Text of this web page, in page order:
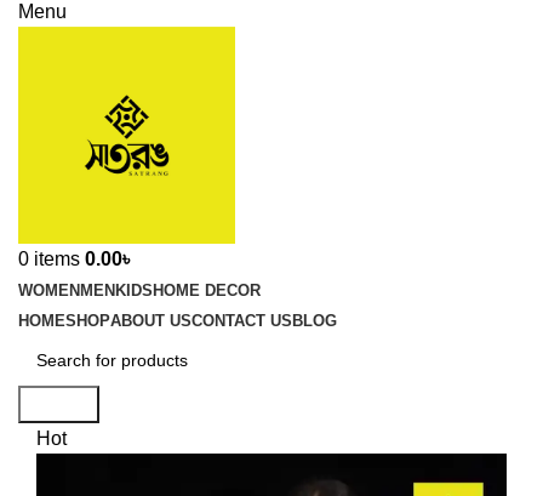
Menu
0 items 0.00৳
WOMEN MEN KIDS HOME DECOR
HOMESHOPABOUT USCONTACT US BLOG
Hot